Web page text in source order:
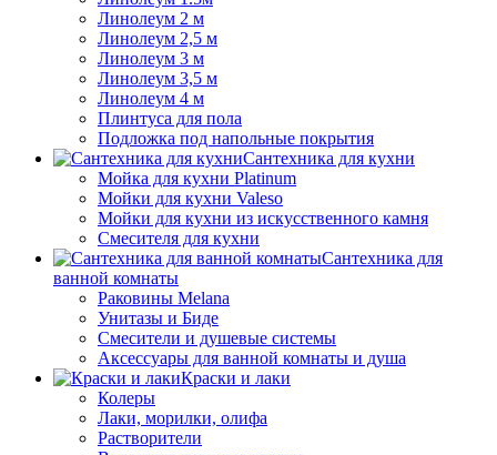
Линолеум 2 м
Линолеум 2,5 м
Линолеум 3 м
Линолеум 3,5 м
Линолеум 4 м
Плинтуса для пола
Подложка под напольные покрытия
Сантехника для кухни
Мойка для кухни Platinum
Мойки для кухни Valeso
Мойки для кухни из искусственного камня
Смесителя для кухни
Сантехника для
ванной комнаты
Раковины Melana
Унитазы и Биде
Смесители и душевые системы
Аксессуары для ванной комнаты и душа
Краски и лаки
Колеры
Лаки, морилки, олифа
Растворители